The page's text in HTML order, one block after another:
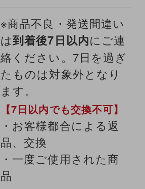
※商品不良・発送間違い
は到着後7日以内にご連
絡ください。7日を過ぎ
たものは対象外となり
ます。
【7日以内でも交換不可】
・お客様都合による返
品、交換
・一度ご使用された商
品